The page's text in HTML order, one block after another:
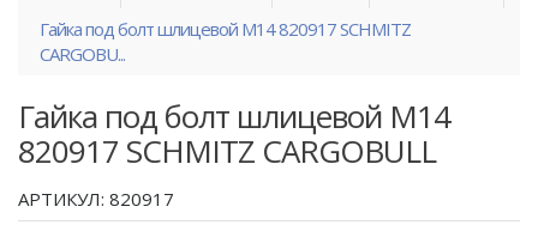
Гайка под болт шлицевой М14 820917 SCHMITZ
CARGOBU...
Гайка под болт шлицевой М14
820917 SCHMITZ CARGOBULL
АРТИКУЛ: 820917